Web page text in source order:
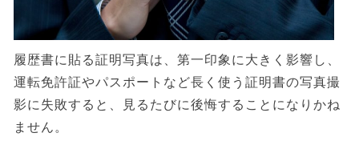
履歴書に貼る証明写真は、第一印象に大きく影響し、
運転免許証やパスポートなど長く使う証明書の写真撮
影に失敗すると、見るたびに後悔することになりかね
ません。